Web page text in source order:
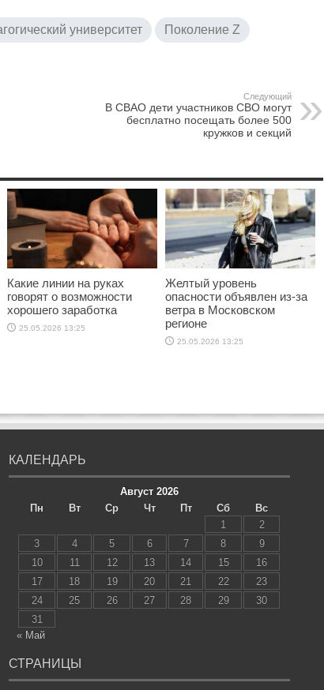
университет Поколение Z
Следующий
В СВАО дети участников СВО могут
бесплатно посещать более 500
кружков и секций
Какие линии на руках
говорят о возможности
хорошего заработка
25.05.2026 13:25
Желтый уровень
опасности объявлен из-за
ветра в Московском
регионе
25.05.2026 13:25
КАЛЕНДАРЬ
Август 2026
Пн
Вт Ср Чт Пт Сб
Вс
1
2
3
4 5 6 7 8
9
10
11 12 13 14 15
16
17
18 19 20 21 22
23
24
25 26 27 28 29
30
31
« Май
СТРАНИЦЫ